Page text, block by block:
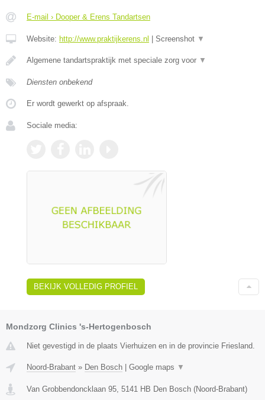
E-mail › Dooper & Erens Tandartsen
Website: http://www.praktijkerens.nl Screenshot ▼
Algemene tandartspraktijk met speciale zorg voor ▼
Diensten onbekend
Er wordt gewerkt op afspraak.
Sociale media:
BEKIJK VOLLEDIG PROFIEL
Mondzorg Clinics 's-Hertogenbosch
Niet gevestigd in de plaats Vierhuizen en in de provincie Friesland.
Noord-Brabant » Den Bosch Google maps ▼
Van Grobbendoncklaan 95, 5141 HB Den Bosch (Noord-Brabant)